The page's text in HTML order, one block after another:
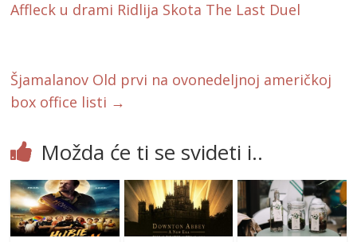
o
Affleck u drami Ridlija Skota The Last Duel
Šjamalanov Old prvi na ovonedeljnoj američkoj
box office listi →
Možda će ti se svideti i..